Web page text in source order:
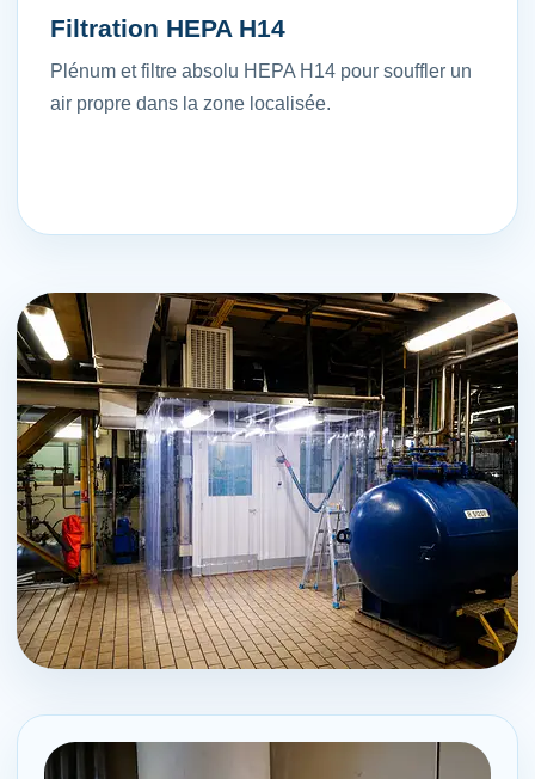
Filtration HEPA H14
Plénum et filtre absolu HEPA H14 pour souffler un
air propre dans la zone localisée.